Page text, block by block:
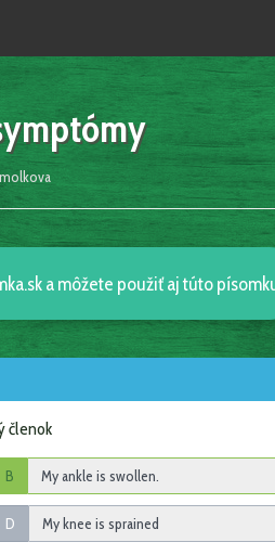
a môžete použiť aj túto
členok
B
D